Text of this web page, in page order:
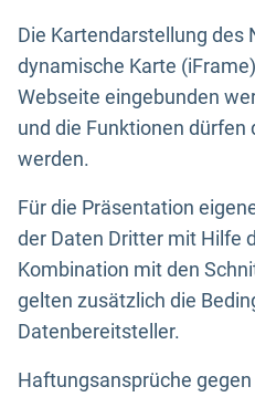
Die Kartendarstellung des
dynamische Karte
Webseite eingebunden
und die Funktionen
werden.
Für die Präsentation
der Daten Dritter mit Hilfe
Kombination mit den
gelten zusätzlich die
Datenbereitsteller.
Haftungsansprüche